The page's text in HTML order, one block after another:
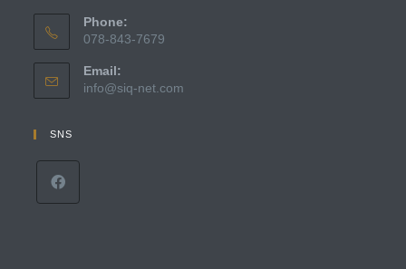
Phone:
078-843-7679
Email:
info@siq-net.com
SNS